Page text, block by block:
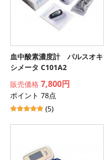
血中酸素濃度計 パルスオキ
シメータ C101A2
販売価格 7,800円
ポイント 78点
(5)